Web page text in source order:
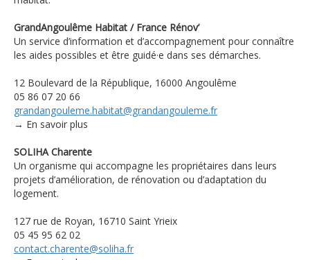
GrandAngoulême Habitat / France Rénov’
Un service d’information et d’accompagnement pour connaître
les aides possibles et être guidé·e dans ses démarches.
12 Boulevard de la République, 16000 Angoulême
05 86 07 20 66
grandangouleme.habitat@grandangouleme.fr
→ En savoir plus
SOLIHA Charente
Un organisme qui accompagne les propriétaires dans leurs
projets d’amélioration, de rénovation ou d’adaptation du
logement.
127 rue de Royan, 16710 Saint Yrieix
05 45 95 62 02
contact.charente@soliha.fr